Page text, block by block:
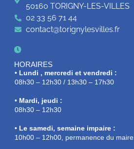
50160 TORIGNY-LES-VILLES
02 33 56 71 44
contact@torignylesvilles.fr
HORAIRES
• Lundi , mercredi et vendredi :
08h30 – 12h30 / 13h30 – 17h30
• Mardi, jeudi :
08h30 – 12h30
• Le samedi, semaine impaire :
10h00 – 12h00, permanence du maire.